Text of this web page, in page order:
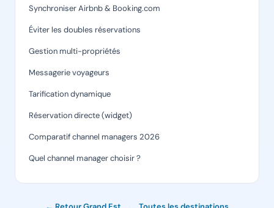
Synchroniser Airbnb & Booking.com
Éviter les doubles réservations
Gestion multi-propriétés
Messagerie voyageurs
Tarification dynamique
Réservation directe (widget)
Comparatif channel managers 2026
Quel channel manager choisir ?